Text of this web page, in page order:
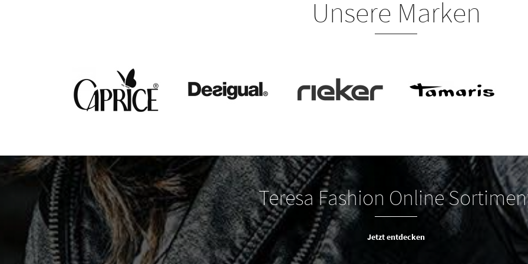
Unsere Marken
Teresa Fashion Online
Jetzt entdecken